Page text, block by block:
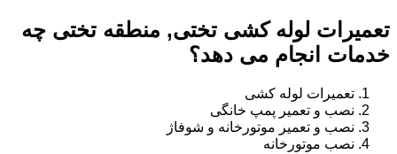
تعمیرات لوله کشی تختی, منطقه تختی چه
خدمات انجام می دهد؟
تعمیرات لوله کشی
نصب و تعمیر پمپ خانگی
نصب و تعمیر موتورخانه و شوفاژ
نصب موتورخانه